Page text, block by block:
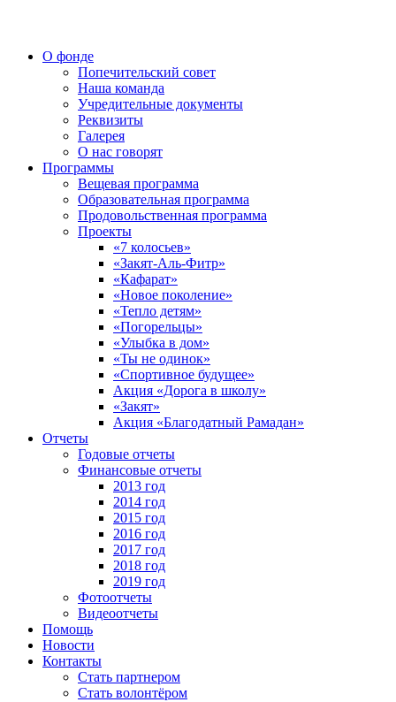
О фонде
Попечительский совет
Наша команда
Учредительные документы
Реквизиты
Галерея
О нас говорят
Программы
Вещевая программа
Образовательная программа
Продовольственная программа
Проекты
«7 колосьев»
«Закят-Аль-Фитр»
«Кафарат»
«Новое поколение»
«Тепло детям»
«Погорельцы»
«Улыбка в дом»
«Ты не одинок»
«Спортивное будущее»
Акция «Дорога в школу»
«Закят»
Акция «Благодатный Рамадан»
Отчеты
Годовые отчеты
Финансовые отчеты
2013 год
2014 год
2015 год
2016 год
2017 год
2018 год
2019 год
Фотоотчеты
Видеоотчеты
Помощь
Новости
Контакты
Стать партнером
Стать волонтёром